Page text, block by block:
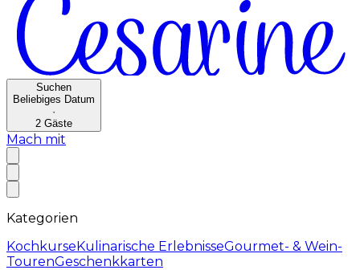
Suchen
Beliebiges Datum
·
2 Gäste
Mach mit
Kategorien
KochkurseKulinarische ErlebnisseGourmet- & Wein-
TourenGeschenkkarten